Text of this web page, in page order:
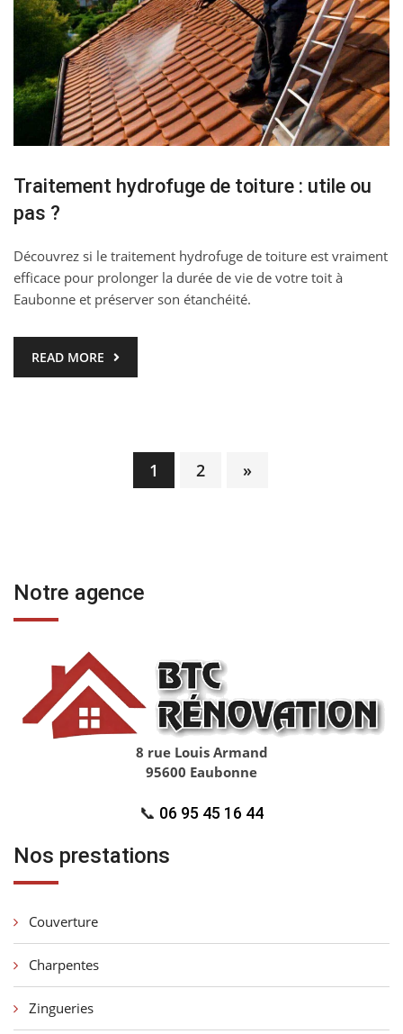
Traitement hydrofuge de toiture : utile ou
pas ?
Découvrez si le traitement hydrofuge de toiture est vraiment
efficace pour prolonger la durée de vie de votre toit à
Eaubonne et préserver son étanchéité.
READ MORE
Pagination
1 2 »
Notre agence
8 rue Louis Armand
95600 Eaubonne
📞 06 95 45 16 44
Nos prestations
Couverture
Charpentes
Zingueries